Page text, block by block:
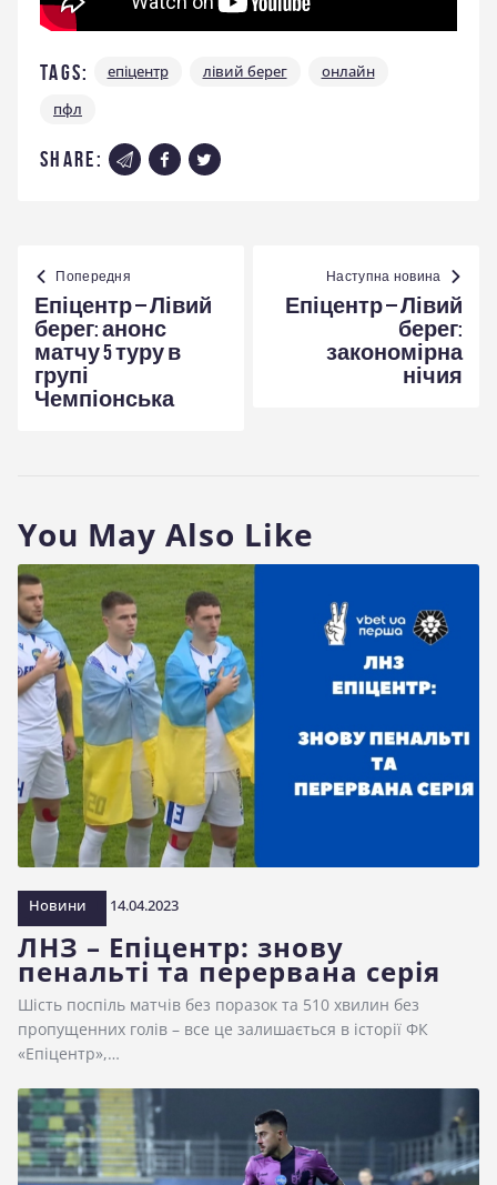
Tags: епіцентр лівий берег
онлайн
пфл
share:
Навігація
записів
Попередня
Епіцентр – Лівий
берег: анонс
матчу 5 туру в
групі
Чемпіонська
Наступна новина
Епіцентр – Лівий
берег:
закономірна
нічия
You May Also Like
Новини 14.04.2023
ЛНЗ – Епіцентр: знову
пенальті та перервана серія
Шість поспіль матчів без поразок та 510 хвилин без
пропущенних голів – все це залишається в історії ФК
«Епіцентр»,…